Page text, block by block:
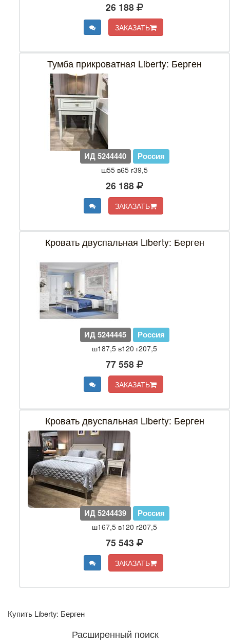
26 188
ЗАКАЗАТЬ
Тумба прикроватная Liberty: Берген
ИД 5244440 Россия
ш55 в65 г39,5
26 188
ЗАКАЗАТЬ
Кровать двуспальная Liberty: Берген
ИД 5244445 Россия
ш187,5 в120 г207,5
77 558
ЗАКАЗАТЬ
Кровать двуспальная Liberty: Берген
ИД 5244439 Россия
ш167,5 в120 г207,5
75 543
ЗАКАЗАТЬ
Купить Liberty: Берген
Расширенный поиск